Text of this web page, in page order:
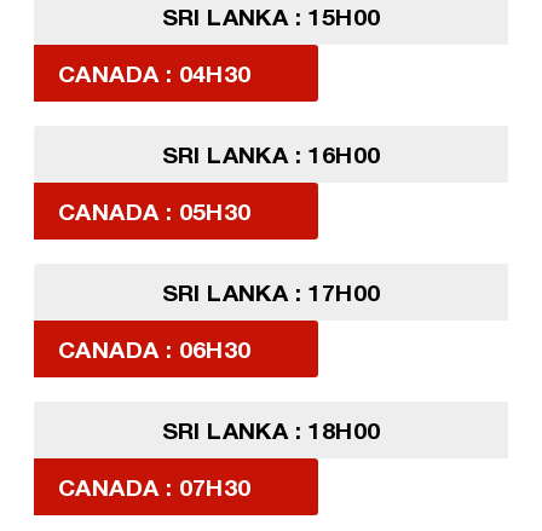
SRI LANKA : 15H00
CANADA : 04H30
SRI LANKA : 16H00
CANADA : 05H30
SRI LANKA : 17H00
CANADA : 06H30
SRI LANKA : 18H00
CANADA : 07H30